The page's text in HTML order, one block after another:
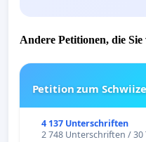
Andere Petitionen, die
Petition zum
4 137 Unterschriften
2 748 Unterschriften / 30